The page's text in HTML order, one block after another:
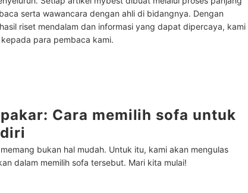
serta wawancara dengan ahli di bidangnya. Dengan
riset mendalam dan informasi yang dapat dipercaya, kami
para pembaca kami.
Cara memilih sofa untuk
bukan hal mudah. Untuk itu, kami akan mengulas
dalam memilih sofa tersebut. Mari kita mulai!